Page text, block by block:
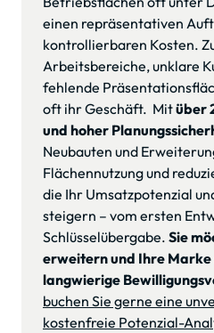
einen repräsentativen
kontrollierbaren Kosten.
Arbeitsbereiche, unklare
fehlende
oft ihr Geschäft.  Mit über
und hoher
Neubauten und
Flächennutzung und
die Ihr Umsatzpotenzial
steigern – vom ersten
Schlüsselübergabe. Sie
erweitern und Ihre
langwierige
buchen Sie gerne eine
kostenfreie Potenzial-